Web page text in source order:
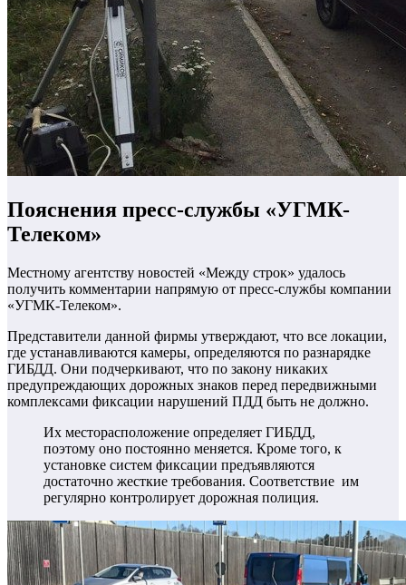
Пояснения пресс-службы «УГМК-
Телеком»
Местному агентству новостей «Между строк» удалось
получить комментарии напрямую от пресс-службы компании
«УГМК-Телеком».
Представители данной фирмы утверждают, что все локации,
где устанавливаются камеры, определяются по разнарядке
ГИБДД. Они подчеркивают, что по закону никаких
предупреждающих дорожных знаков перед передвижными
комплексами фиксации нарушений ПДД быть не должно.
Их месторасположение определяет ГИБДД,
поэтому оно постоянно меняется. Кроме того, к
установке систем фиксации предъявляются
достаточно жесткие требования. Соответствие им
регулярно контролирует дорожная полиция.